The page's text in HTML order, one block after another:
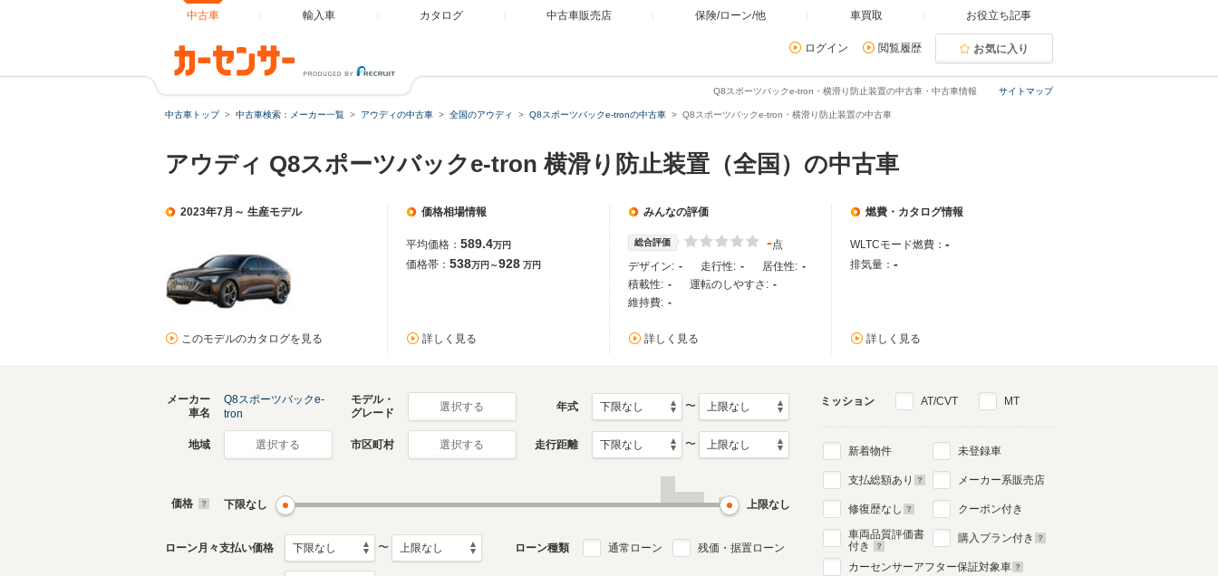
中古車 輸入車 カタログ 中古車販売店 保険/ローン/他 車買取 お役立ち記事
ログイン 閲覧履歴 お気に入り
サイトマップ
Q8スポーツバックe-tron・横滑り防止装置の中古車・中古車情報
中古車トップ 中古車検索：メーカー一覧 アウディの中古車 全国のアウディ Q8スポーツバックe-tronの中古車 Q8スポーツバックe-tron・横滑り防止装置の中古車
アウディ Q8スポーツバックe-tron 横滑り防止装置（全国）の中古車
2023年7月～ 生産モデル
このモデルのカタログを見る
価格相場情報
平均価格： 589.4万円
価格帯： 538万円～928 万円
詳しく見る
みんなの評価
総合評価 -点
デザイン: - 走行性: - 居住性: -
積載性: - 運転のしやすさ: -
維持費: -
詳しく見る
燃費・カタログ情報
WLTCモード燃費： -
排気量： -
詳しく見る
メーカー
車名
Q8スポーツバックe-
tron
モデル・
グレード
選択する 年式 〜
地域 選択する 市区町村 選択する 走行距離 〜
価格 下限なし 上限なし
ローン月々支払い価格 〜 ローン種類 通常ローン 残価・据置ローン
ミッション AT/CVT MT
新着物件
支払総額あり
修復歴なし
車両品質評価書
付き
未登録車
メーカー系販売店
クーポン付き
購入プラン付き
カーセンサーアフター保証対象車